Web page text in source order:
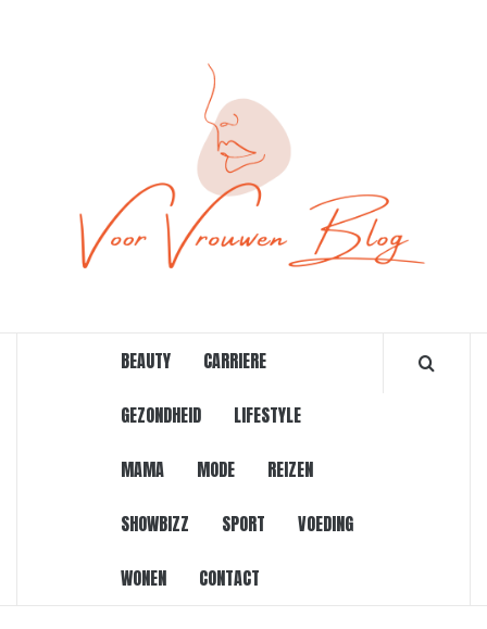
BEAUTY CARRIERE
GEZONDHEID LIFESTYLE
MAMA MODE REIZEN
SHOWBIZZ SPORT VOEDING
WONEN CONTACT